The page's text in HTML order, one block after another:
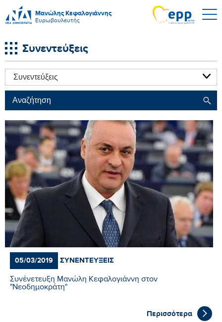
Μανώλης Κεφαλογιάννης
Ευρωβουλευτής
Συνεντεύξεις
05/03/2019 ΣΥΝΕΝΤΕΎΞΕΙΣ
Συνένετευξη Μανώλη Κεφαλογιάννη στον
"Νεοδημοκράτη"
Περισσότερα